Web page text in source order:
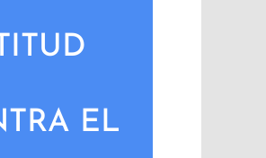
EL